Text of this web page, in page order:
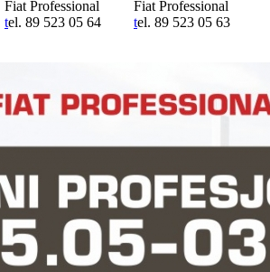
Fiat Professional
tel. 89 523 05 64
Fiat Professional
tel. 89 523 05 63